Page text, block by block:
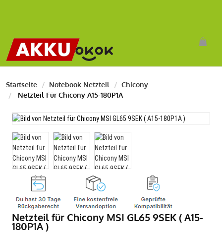
Startseite Notebook Netzteil
Chicony
Netzteil Für Chicony A15-180P1A
Netzteil für Chicony MSI GL65 9SEK ( A15-
180P1A )